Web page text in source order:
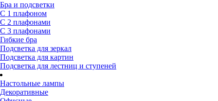
Бра и подсветки
С 1 плафоном
С 2 плафонами
С 3 плафонами
Гибкие бра
Подсветка для зеркал
Подсветка для картин
Подсветка для лестниц и ступеней
Настольные лампы
Декоративные